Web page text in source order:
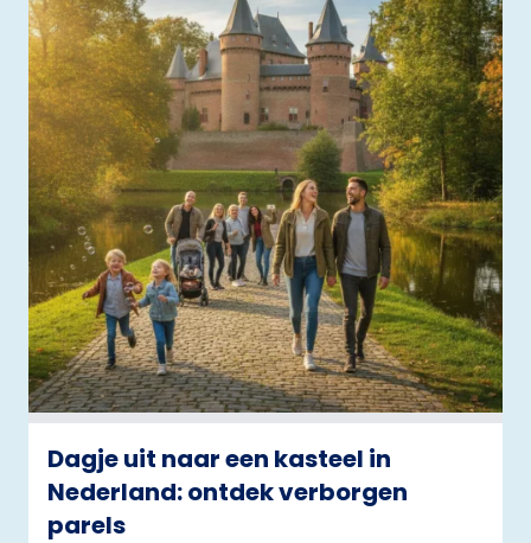
Dagje uit naar een kasteel in
Nederland: ontdek verborgen
parels